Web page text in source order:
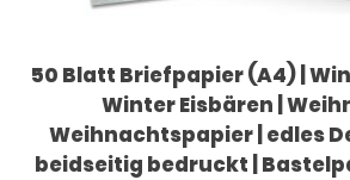
50 Blatt Briefpapier (A4) |
Winter Eisbären |
Weihnachtspapier | edles
beidseitig bedruckt |